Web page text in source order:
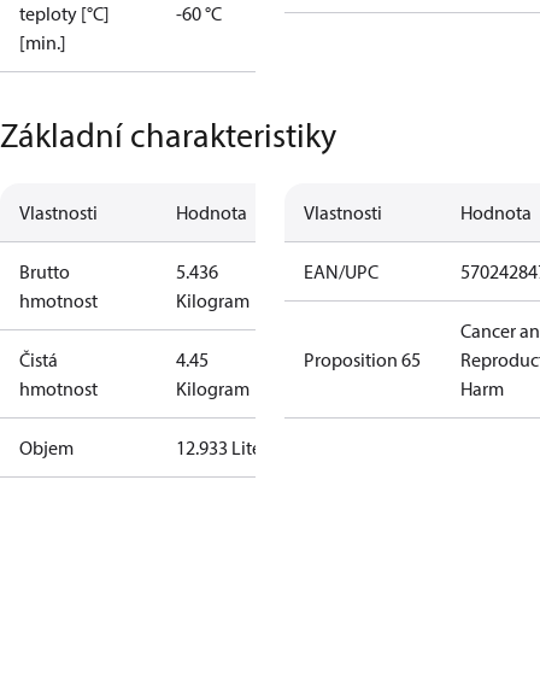
teploty [°C]
[min.]
-60 °C
Základní charakteristiky
Vlastnosti Hodnota
Brutto
hmotnost
5.436
Kilogram
Čistá
hmotnost
4.45
Kilogram
Objem 12.933 Liter
Vlastnosti Hodnota
EAN/UPC
Proposition 65
Cancer
Harm